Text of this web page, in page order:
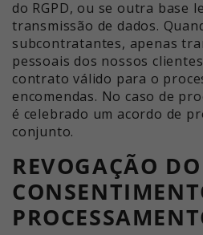
do RGPD, ou se outra base
transmissão de dados.
subcontratantes, apenas
pessoais dos nossos
contrato válido para o
encomendas. No caso de
é celebrado um acordo de
conjunto.
REVOGAÇÃO